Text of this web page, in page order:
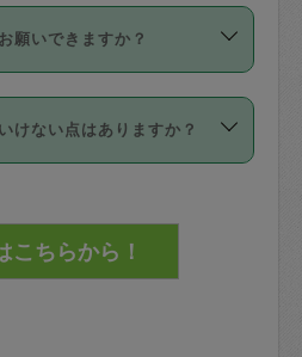
い。
スカジさんの登録に際
賠償保険について教えて
（定期、スポット契約
と、以下のキャンセル
。
：
間前＝依頼料金の50%
いうメニューはありま
み」依頼を活用するこ
入ったタスカジさんを
気になるタスカジさ
に入ったタスカジさんに
願いできますか？
はタスカジさんの同意
の依頼ののち、タスカ
間で十分な信頼関係が
入るためにタスカジさん
けない点はありますか？
かるロッカーや金庫に入
任の元管理するよう心掛